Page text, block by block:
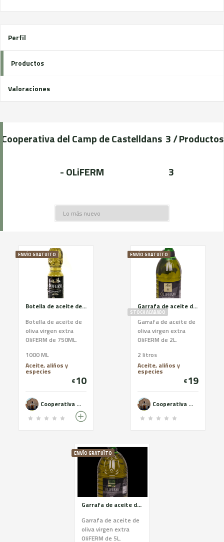
Perfil
Productos
Valoraciones
Cooperativa del Camp de Castelldans
- OLiFERM
3 /
3
Productos
ENVÍO GRATUÏTO
Botella de aceite de 750ML OliFERM
Botella de aceite de
oliva virgen extra
OliFERM de 750ML.
mediante
procedimientos
mecánicos. Aceite de
máxima calidad y de
organolépticas
excelentes.
1000 ML
Aceite, aliños y
especies
€10
Cooperativa del Camp de Castelldans - OLiFERM
STOCK ACABADO
ENVÍO GRATUÏTO
Garrafa de aceite de 2L OliFERM
Garrafa de aceite de
oliva virgen extra
OliFERM de 2L.
mediante
procedimientos
mecánicos. Aceite de
máxima calidad y de
organolépticas
excelentes.
2 litros
Aceite, aliños y
especies
€19
Cooperativa del Camp de Castelldans - OLiFERM
ENVÍO GRATUÏTO
Garrafa de aceite de 5L OliFERM
Garrafa de aceite de
oliva virgen extra
OliFERM de 5L.